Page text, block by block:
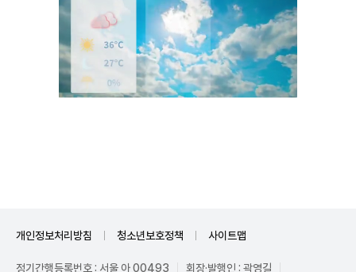
개인정보처리방침 청소년보호정책 사이트맵
정기간행등록번호 : 서울 아 00493 회장·발행인 : 곽영길